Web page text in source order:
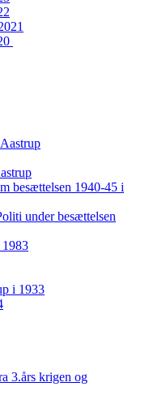
besættelsen 1940-45 i
under besættelsen
i 1933
3.års krigen og